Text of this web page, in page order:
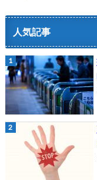
人気記事